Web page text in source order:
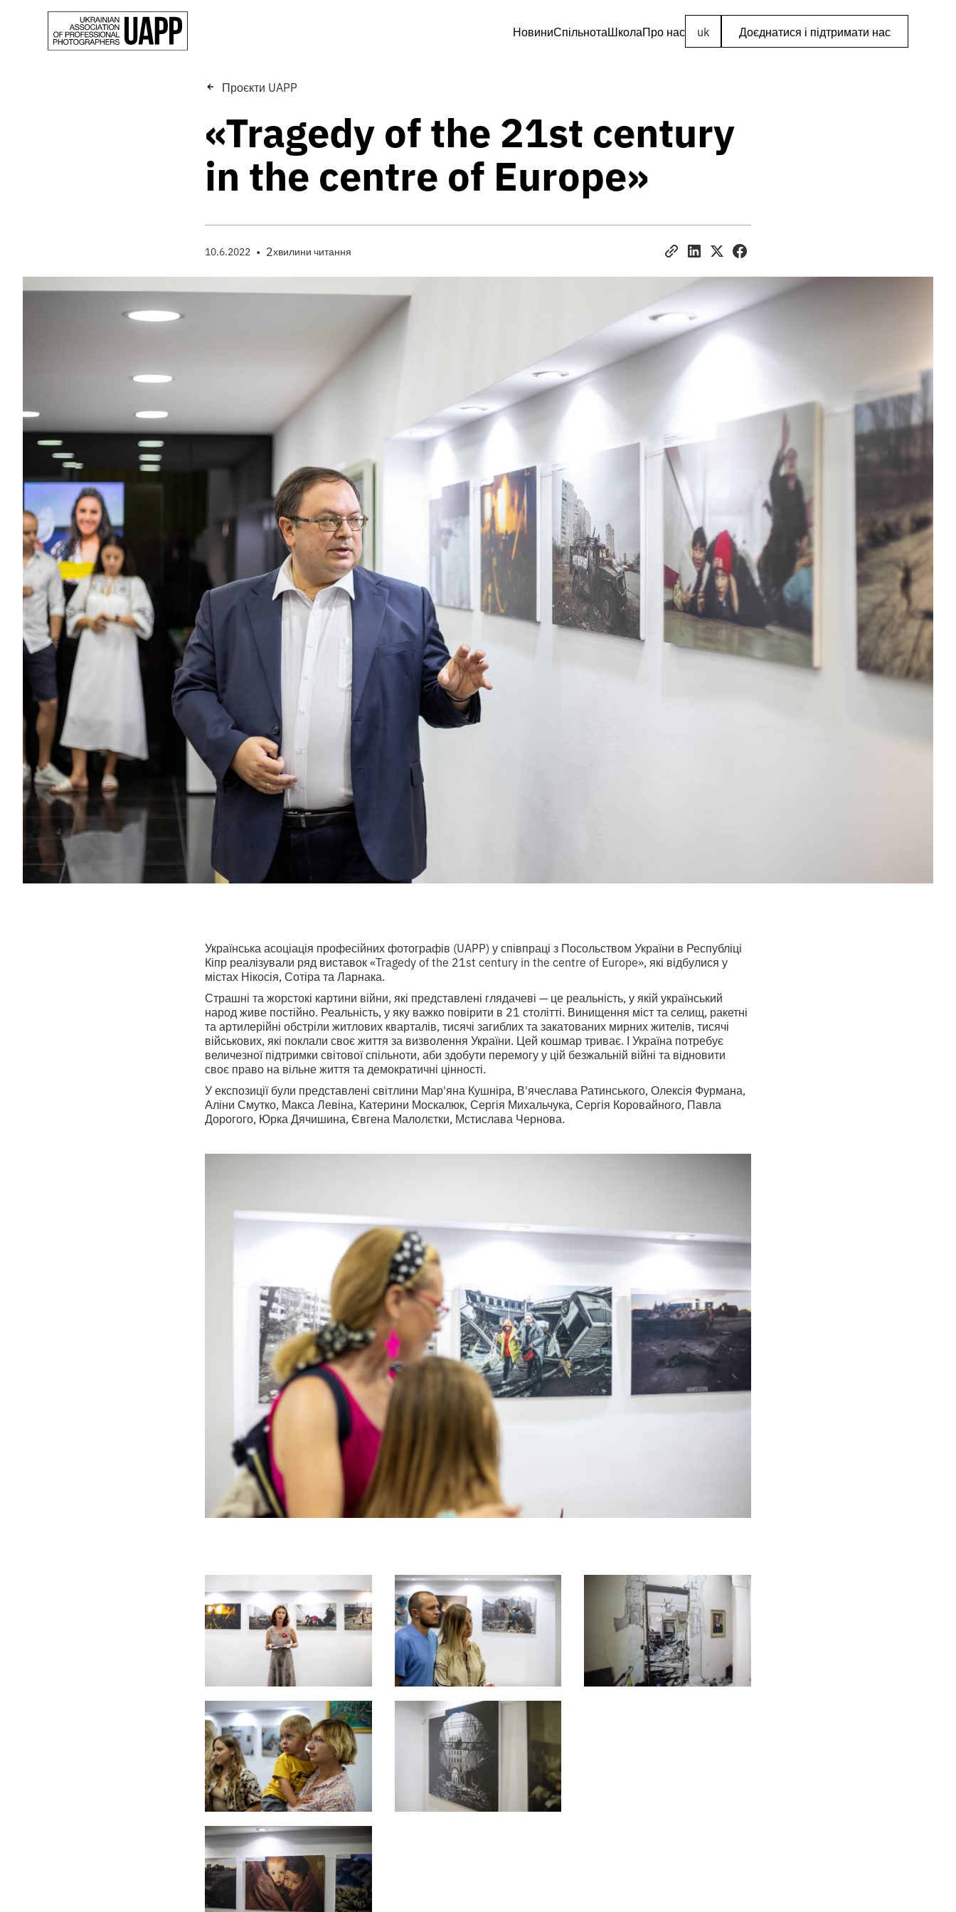
НовиниСпільнотаШколаПро нас uk Доєднатися і підтримати нас
Проєкти UAPP
«Tragedy of the 21st century
in the centre of Europe»
10.6.2022 • 2хвилини читання
Українська асоціація професійних фотографів (UAPP) у співпраці з Посольством України в Республіці
Кіпр реалізували ряд виставок «Tragedy of the 21st century in the centre of Europe», які відбулися у
містах Нікосія, Сотіра та Ларнака.
Страшні та жорстокі картини війни, які представлені глядачеві — це реальність, у якій український
народ живе постійно. Реальність, у яку важко повірити в 21 столітті. Винищення міст та селищ, ракетні
та артилерійні обстріли житлових кварталів, тисячі загиблих та закатованих мирних жителів, тисячі
військових, які поклали своє життя за визволення України. Цей кошмар триває. І Україна потребує
величезної підтримки світової спільноти, аби здобути перемогу у цій безжальній війні та відновити
своє право на вільне життя та демократичні цінності.
У експозиції були представлені світлини Мар'яна Кушніра, В'ячеслава Ратинського, Олексія Фурмана,
Аліни Смутко, Макса Левіна, Катерини Москалюк, Сергія Михальчука, Сергія Коровайного, Павла
Дорогого, Юрка Дячишина, Євгена Малолєтки, Мстислава Чернова.